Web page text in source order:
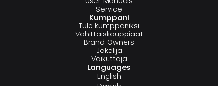
Service
Kumppani
Tule kumppaniksi
Vähittäiskauppiaat
Brand Owners
Jakelija
Vaikuttaja
Languages
English